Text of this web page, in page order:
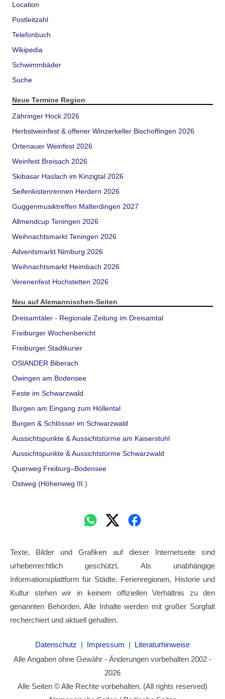
Location
Postleitzahl
Telefonbuch
Wikipedia
Schwimmbäder
Suche
Neue Termine Region
Zähringer Hock 2026
Herbstweinfest & offener Winzerkeller Bischoffingen 2026
Ortenauer Weinfest 2026
Weinfest Breisach 2026
Skibasar Haslach im Kinzigtal 2026
Seifenkistenrennen Herdern 2026
Guggenmusiktreffen Malterdingen 2027
Allmendcup Teningen 2026
Weihnachtsmarkt Teningen 2026
Adventsmarkt Nimburg 2026
Weihnachtsmarkt Heimbach 2026
Verenenfest Hochstetten 2026
Neu auf Alemannischen-Seiten
Dreisamtäler - Regionale Zeitung im Dreisamtal
Freiburger Wochenbericht
Freiburger Stadtkurier
OSIANDER Biberach
Owingen am Bodensee
Feste im Schwarzwald
Burgen am Eingang zum Höllental
Burgen & Schlösser im Schwarzwald
Aussichtspunkte & Aussichtstürme am Kaiserstuhl
Aussichtspunkte & Aussichtstürme Schwarzwald
Querweg Freiburg–Bodensee
Ostweg (Höhenweg III.)
Texte, Bilder und Grafiken auf dieser Internetseite sind
urheberrechtlich geschützt. Als unabhängige
Informationsplattform für Städte, Ferienregionen, Historie und
Kultur stehen wir in keinem offiziellen Verhältnis zu den
genannten Behörden. Alle Inhalte werden mit großer Sorgfalt
recherchiert und aktuell gehalten.
Datenschutz | Impressum | Literaturhinweise
Alle Angaben ohne Gewähr - Änderungen vorbehalten 2002 -
2026
Alle Seiten © Alle Rechte vorbehalten. (All rights reserved)